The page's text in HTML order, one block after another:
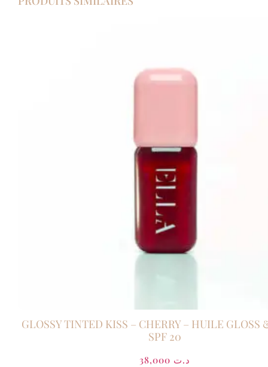
GLOSSY TINTED KISS – CHERRY – HUILE GLOSS
SPF 20
د.ت